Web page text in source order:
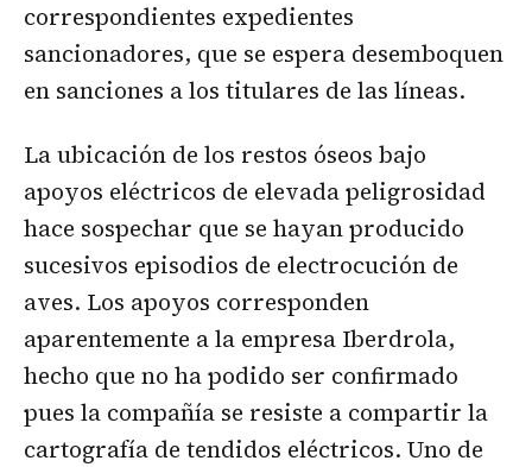
correspondientes expedientes
sancionadores, que se espera desemboquen
en sanciones a los titulares de las líneas.
La ubicación de los restos óseos bajo
apoyos eléctricos de elevada peligrosidad
hace sospechar que se hayan producido
sucesivos episodios de electrocución de
aves. Los apoyos corresponden
aparentemente a la empresa Iberdrola,
hecho que no ha podido ser confirmado
pues la compañía se resiste a compartir la
cartografía de tendidos eléctricos. Uno de